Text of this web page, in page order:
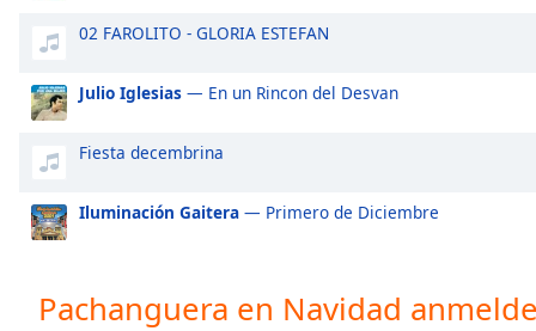
modal
Beginning
dialog
window.
Escape
02 FAROLITO - GLORIA ESTEFAN
Julio Iglesias — En un Rincon del Desvan
Fiesta decembrina
Iluminación Gaitera — Primero de Diciembre
Pachanguera en Navidad